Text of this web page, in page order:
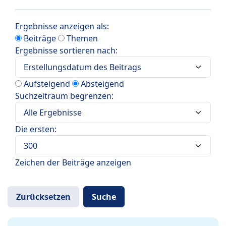
Ergebnisse anzeigen als:
Beiträge
Themen
Ergebnisse sortieren nach:
Aufsteigend
Absteigend
Suchzeitraum begrenzen:
Die ersten:
Zeichen der Beiträge anzeigen